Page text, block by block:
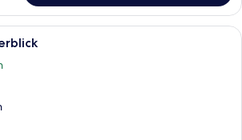
Ein Hotelzimmer mit einem großen